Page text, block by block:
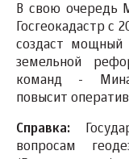
В свою очередь
Госгеокадастр с
создаст мощный
земельной
команд -
повысит
Справка:
вопросам